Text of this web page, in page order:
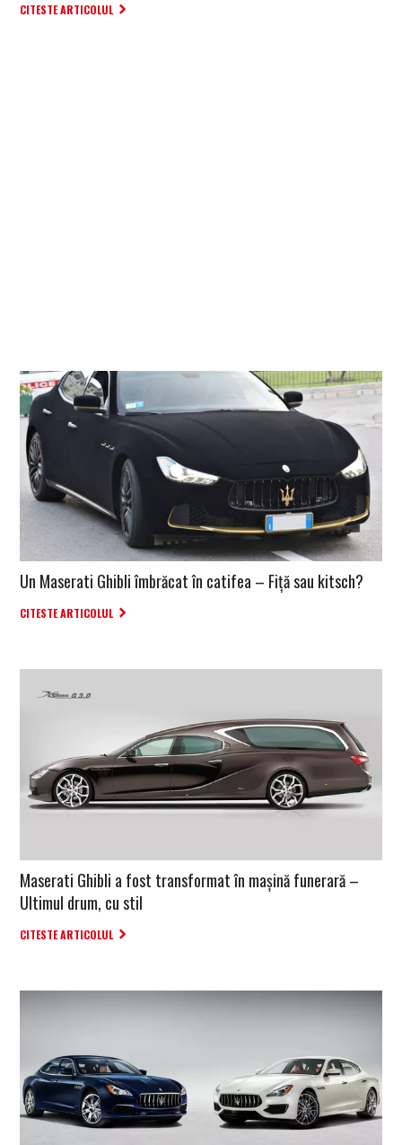
CITESTE ARTICOLUL
Un Maserati Ghibli îmbrăcat în catifea – Fiță sau kitsch?
CITESTE ARTICOLUL
Maserati Ghibli a fost transformat în mașină funerară –
Ultimul drum, cu stil
CITESTE ARTICOLUL